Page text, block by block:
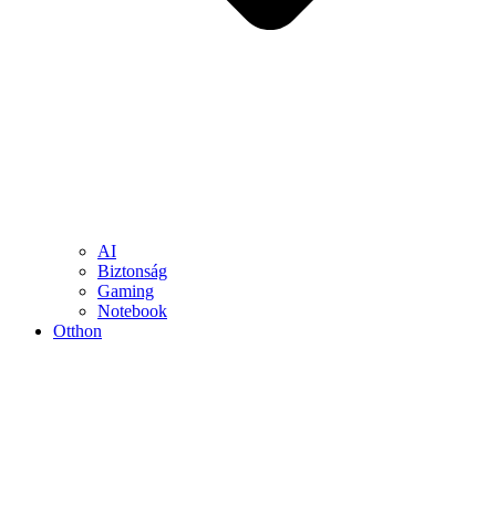
AI
Biztonság
Gaming
Notebook
Otthon